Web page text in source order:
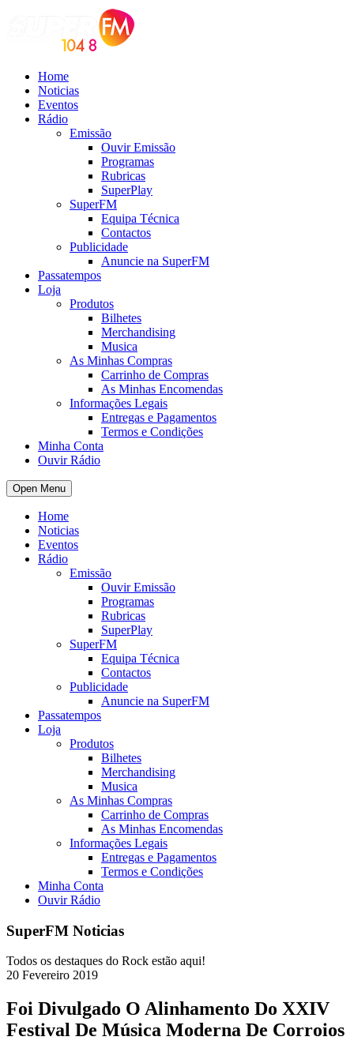
Home
Noticias
Eventos
Rádio
Emissão
Ouvir Emissão
Programas
Rubricas
SuperPlay
SuperFM
Equipa Técnica
Contactos
Publicidade
Anuncie na SuperFM
Passatempos
Loja
Produtos
Bilhetes
Merchandising
Musica
As Minhas Compras
Carrinho de Compras
As Minhas Encomendas
Informações Legais
Entregas e Pagamentos
Termos e Condições
Minha Conta
Ouvir Rádio
Open Menu
Home
Noticias
Eventos
Rádio
Emissão
Ouvir Emissão
Programas
Rubricas
SuperPlay
SuperFM
Equipa Técnica
Contactos
Publicidade
Anuncie na SuperFM
Passatempos
Loja
Produtos
Bilhetes
Merchandising
Musica
As Minhas Compras
Carrinho de Compras
As Minhas Encomendas
Informações Legais
Entregas e Pagamentos
Termos e Condições
Minha Conta
Ouvir Rádio
SuperFM Noticias
Todos os destaques do Rock estão aqui!
20 Fevereiro 2019
Foi Divulgado O Alinhamento Do XXIV
Festival De Música Moderna De Corroios